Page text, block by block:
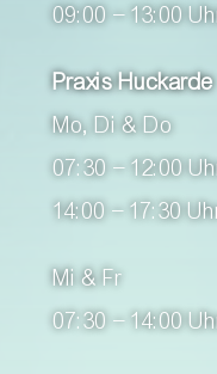
09:00 – 13:00
Praxis Huckarde
Mo, Di & Do
07:30 – 12:00
14:00 – 17:30
Mi & Fr
07:30 – 14:00